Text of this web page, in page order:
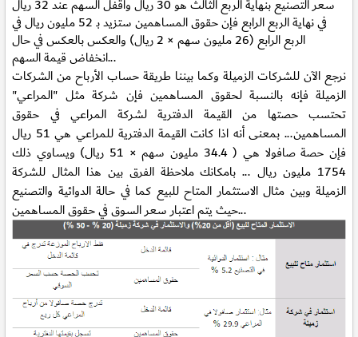
سعر التصنيع بنهاية الربع الثالث هو 30 ريال وأقفل السهم عند 32 ريال
في نهاية الربع الرابع فإن حقوق المساهمين ستزيد بـ 52 مليون ريال في
الربع الرابع (26 مليون سهم × 2 ريال) والعكس بالعكس في حال
انخفاض قيمة السهم...
نرجع الآن للشركات الزميلة وكما بيننا طريقة حساب الأرباح من الشركات
الزميلة فإنه بالنسبة لحقوق المساهمين فإن شركة مثل "المراعي"
تحتسب حصتها من القيمة الدفترية لشركة المراعي في حقوق
المساهمين... بمعنى أنه اذا كانت القيمة الدفترية للمراعي هي 51 ريال
فإن حصة صافولا هي ( 34.4 مليون سهم × 51 ريال) ويساوي ذلك
1754 مليون ريال ... بامكانك ملاحظة الفرق بين هذا المثال للشركة
الزميلة وبين مثال الاستثمار المتاح للبيع كما في حالة الدوائية والتصنيع
حيث يتم اعتبار سعر السوق في حقوق المساهمين...